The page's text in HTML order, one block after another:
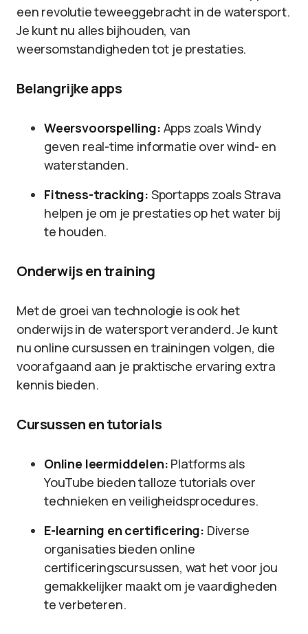
een revolutie teweeggebracht in de watersport.
Je kunt nu alles bijhouden, van
weersomstandigheden tot je prestaties.
Belangrijke apps
Weersvoorspelling: Apps zoals Windy
geven real-time informatie over wind- en
waterstanden.
Fitness-tracking: Sportapps zoals Strava
helpen je om je prestaties op het water bij
te houden.
Onderwijs en training
Met de groei van technologie is ook het
onderwijs in de watersport veranderd. Je kunt
nu online cursussen en trainingen volgen, die
voorafgaand aan je praktische ervaring extra
kennis bieden.
Cursussen en tutorials
Online leermiddelen: Platforms als
YouTube bieden talloze tutorials over
technieken en veiligheidsprocedures.
E-learning en certificering: Diverse
organisaties bieden online
certificeringscursussen, wat het voor jou
gemakkelijker maakt om je vaardigheden
te verbeteren.